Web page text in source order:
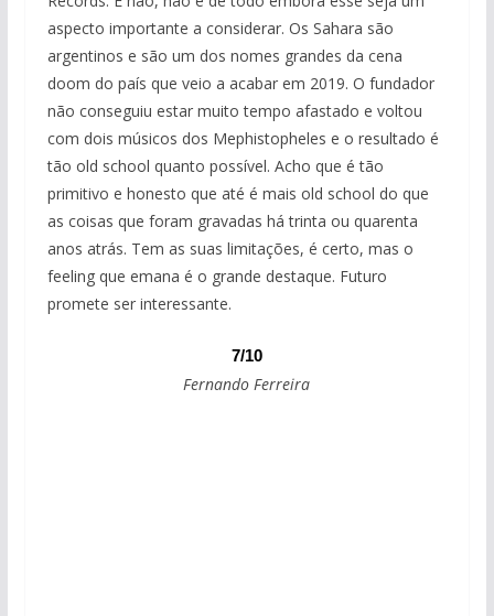
aspecto importante a considerar. Os Sahara são
argentinos e são um dos nomes grandes da cena
doom do país que veio a acabar em 2019. O fundador
não conseguiu estar muito tempo afastado e voltou
com dois músicos dos Mephistopheles e o resultado é
tão old school quanto possível. Acho que é tão
primitivo e honesto que até é mais old school do que
as coisas que foram gravadas há trinta ou quarenta
anos atrás. Tem as suas limitações, é certo, mas o
feeling que emana é o grande destaque. Futuro
promete ser interessante.
7/10
Fernando Ferreira